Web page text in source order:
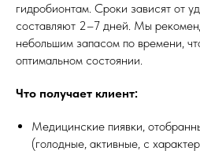
гидробионтам. Сроки зависят от
составляют 2–7 дней. Мы
небольшим запасом по времени,
оптимальном состоянии.
Что получает клиент:
Медицинские пиявки,
(голодные, активные, с